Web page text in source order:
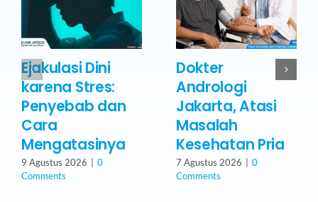
Ejakulasi Dini
karena Stres:
Penyebab dan
Cara
Mengatasinya
9 Agustus 2026
0
Comments
Dokter
Andrologi
Jakarta, Atasi
Masalah
Kesehatan Pria
7 Agustus 2026
0
Comments